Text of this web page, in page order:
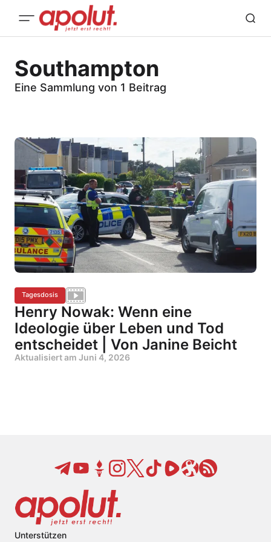
Southampton
Eine Sammlung von 1 Beitrag
Tagesdosis
Henry Nowak: Wenn eine
Ideologie über Leben und Tod
entscheidet | Von Janine Beicht
Aktualisiert am Juni 4, 2026
Unterstützen